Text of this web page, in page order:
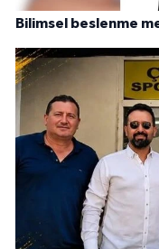
Bilimsel beslenme